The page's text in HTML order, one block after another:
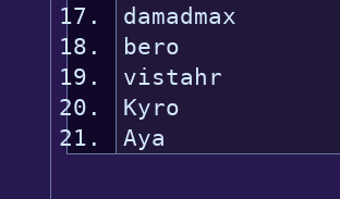
damadmax ..
bero .
vistahr .
Kyro .
Aya .